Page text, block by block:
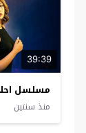
39:39
مسلسل
منذ سنتين